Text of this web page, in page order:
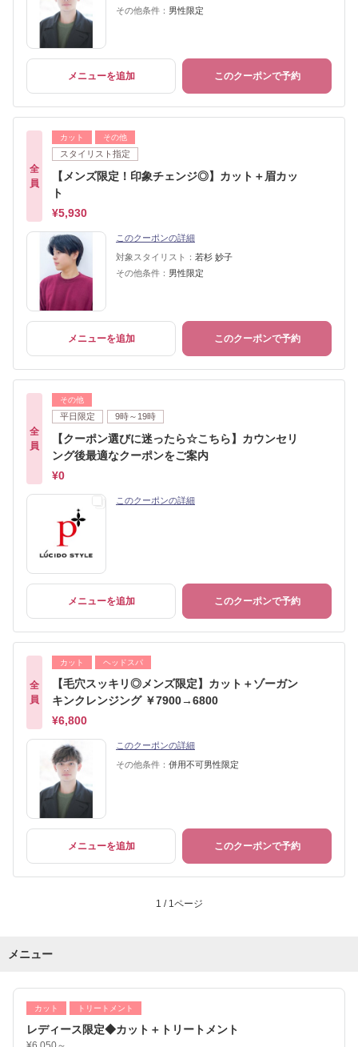
その他条件： 男性限定
メニューを追加 このクーポンで予約
全
員
カット その他
スタイリスト指定
【メンズ限定！印象チェンジ◎】カット＋眉カッ
ト
¥5,930
このクーポンの詳細
対象スタイリスト： 若杉 妙子
その他条件： 男性限定
メニューを追加 このクーポンで予約
全
員
その他
平日限定 9時～19時
【クーポン選びに迷ったら☆こちら】カウンセリ
ング後最適なクーポンをご案内
¥0
このクーポンの詳細
メニューを追加 このクーポンで予約
全
員
カット ヘッドスパ
【毛穴スッキリ◎メンズ限定】カット＋ゾーガン
キンクレンジング ￥7900→6800
¥6,800
このクーポンの詳細
その他条件： 併用不可男性限定
メニューを追加 このクーポンで予約
1 / 1ページ
メニュー
カット トリートメント
レディース限定◆カット＋トリートメント